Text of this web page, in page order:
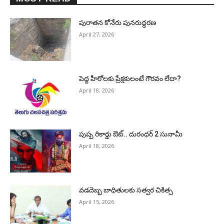
పురాత‌న కోనేరు పున‌రుద్ధ‌ర‌ణ
April 27, 2026
పెద్ద హీరోల‌కు ప్రేక్ష‌కులంటే గౌర‌వం లేదా?
April 18, 2026
పుష్ప రికార్డు ఔట్‌.. దురంధ‌ర్ 2 సునామీ
April 18, 2026
వడదెబ్బ బాధితులకు సత్వర చికిత్స
April 15, 2026